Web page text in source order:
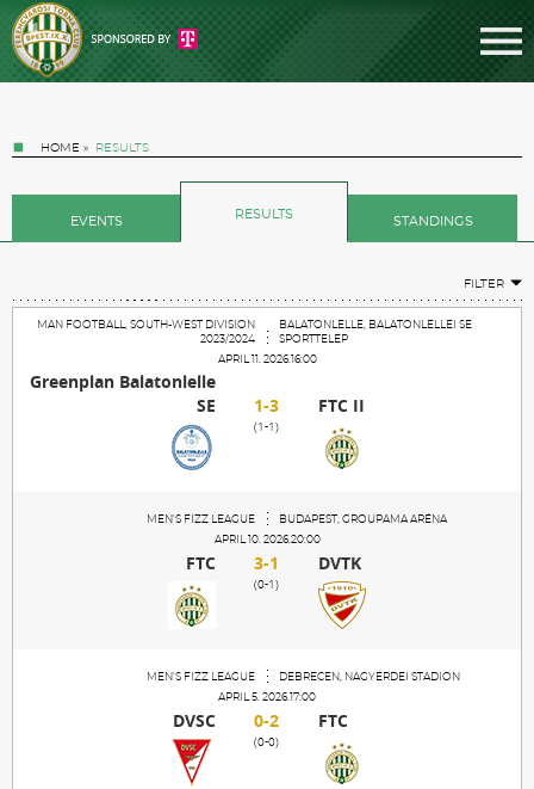
HOME » RESULTS
EVENTS
RESULTS
STANDINGS
FILTER
MAN FOOTBALL, SOUTH-WEST DIVISION
2023/2024
BALATONLELLE, BALATONLELLEI SE
SPORTTELEP
APRIL 11. 2026.16:00
Greenplan Balatonlelle
SE
1-3 FTC II
(1-1)
MEN'S FIZZ LEAGUE
BUDAPEST, GROUPAMA ARÉNA
APRIL 10. 2026.20:00
FTC 3-1 DVTK
(0-1)
MEN'S FIZZ LEAGUE
DEBRECEN, NAGYERDEI STADION
APRIL 5. 2026.17:00
DVSC 0-2 FTC
(0-0)
Tickets
News